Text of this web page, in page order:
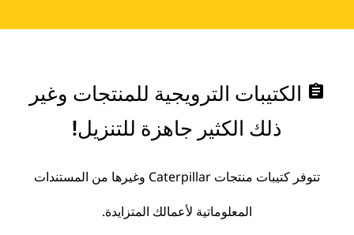
assignment الكتيبات الترويجية للمنتجات وغير
ذلك الكثير جاهزة للتنزيل!
تتوفر كتيبات منتجات Caterpillar وغيرها من المستندات
المعلوماتية لأعمالك المتزايدة.